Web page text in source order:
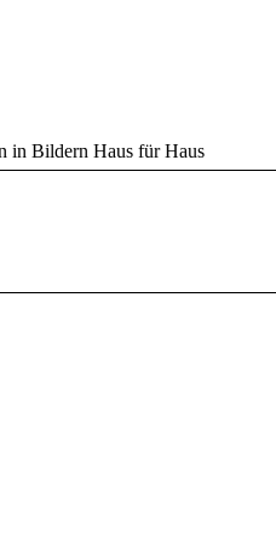
in Bildern Haus für Haus